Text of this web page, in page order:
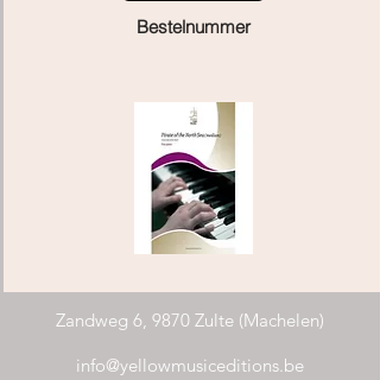
Bestelnummer
Zandweg 6, 9870 Zulte (Machelen)
info@yellowmusiceditions.be